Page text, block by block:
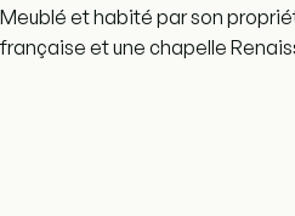
Meublé et habité par son
française et une chapelle